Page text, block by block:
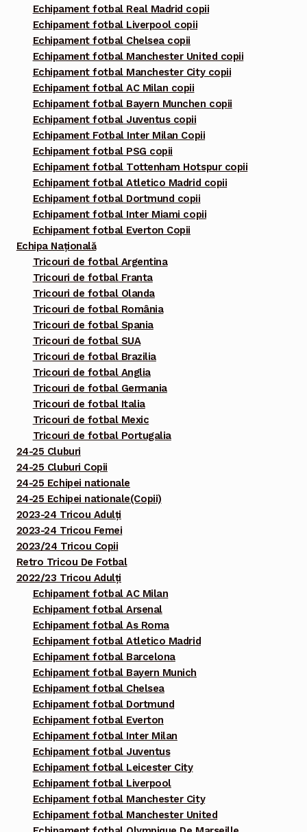
Echipament fotbal Real Madrid copii
Echipament fotbal Liverpool copii
Echipament fotbal Chelsea copii
Echipament fotbal Manchester United copii
Echipament fotbal Manchester City copii
Echipament fotbal AC Milan copii
Echipament fotbal Bayern Munchen copii
Echipament fotbal Juventus copii
Echipament Fotbal Inter Milan Copii
Echipament fotbal PSG copii
Echipament fotbal Tottenham Hotspur copii
Echipament fotbal Atletico Madrid copii
Echipament fotbal Dortmund copii
Echipament fotbal Inter Miami copii
Echipament fotbal Everton Copii
Echipa Națională
Tricouri de fotbal Argentina
Tricouri de fotbal Franta
Tricouri de fotbal Olanda
Tricouri de fotbal România
Tricouri de fotbal Spania
Tricouri de fotbal SUA
Tricouri de fotbal Brazilia
Tricouri de fotbal Anglia
Tricouri de fotbal Germania
Tricouri de fotbal Italia
Tricouri de fotbal Mexic
Tricouri de fotbal Portugalia
24-25 Cluburi
24-25 Cluburi Copii
24-25 Echipei nationale
24-25 Echipei nationale(Copii)
2023-24 Tricou Adulți
2023-24 Tricou Femei
2023/24 Tricou Copii
Retro Tricou De Fotbal
2022/23 Tricou Adulți
Echipament fotbal AC Milan
Echipament fotbal Arsenal
Echipament fotbal As Roma
Echipament fotbal Atletico Madrid
Echipament fotbal Barcelona
Echipament fotbal Bayern Munich
Echipament fotbal Chelsea
Echipament fotbal Dortmund
Echipament fotbal Everton
Echipament fotbal Inter Milan
Echipament fotbal Juventus
Echipament fotbal Leicester City
Echipament fotbal Liverpool
Echipament fotbal Manchester City
Echipament fotbal Manchester United